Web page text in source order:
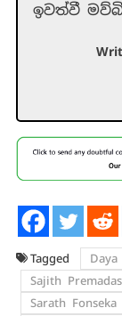
ඉවත්වී
Tagged Daya
Sajith
Sarath Fonseka